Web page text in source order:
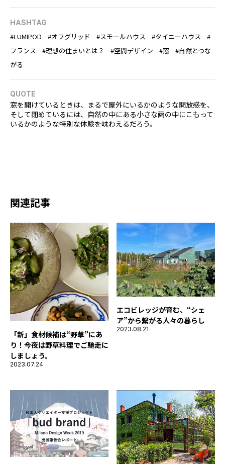
HASHTAG
LUMIPOD オフグリッド スモールハウス
タイニーハウス
フランス
理想の住まいとは？ 空間デザイン 窓
自然とつな
がる
QUOTE
窓を開けているときは、まるで屋外にいるかのような開放感を、
そして閉めているには、自然の中にある小さな繭の中にこもって
いるかのような特別な体験を味わえるだろう。
関連記事
「新」食材候補は“野草”にあ
り！今夜は野草料理でご馳走に
しましょう。
2023.07.24
エコビレッジが育む、“シェ
ア”から繋がる人々の暮らし
2023.08.21